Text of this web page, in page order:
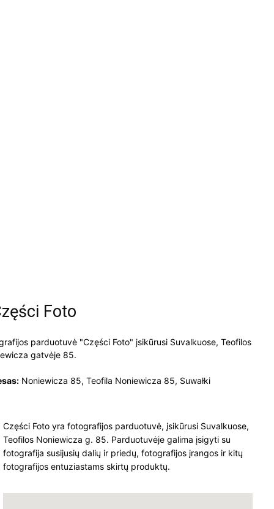
Foto
parduotuvė "Części Foto" įsikūrusi Suvalkuose, Teofilos
gatvėje 85.
Noniewicza 85, Teofila Noniewicza 85, Suwałki
Części Foto yra fotografijos parduotuvė, įsikūrusi Suvalkuose,
Teofilos Noniewicza g. 85. Parduotuvėje galima įsigyti su
fotografija susijusių dalių ir priedų, fotografijos įrangos ir kitų
fotografijos entuziastams skirtų produktų.